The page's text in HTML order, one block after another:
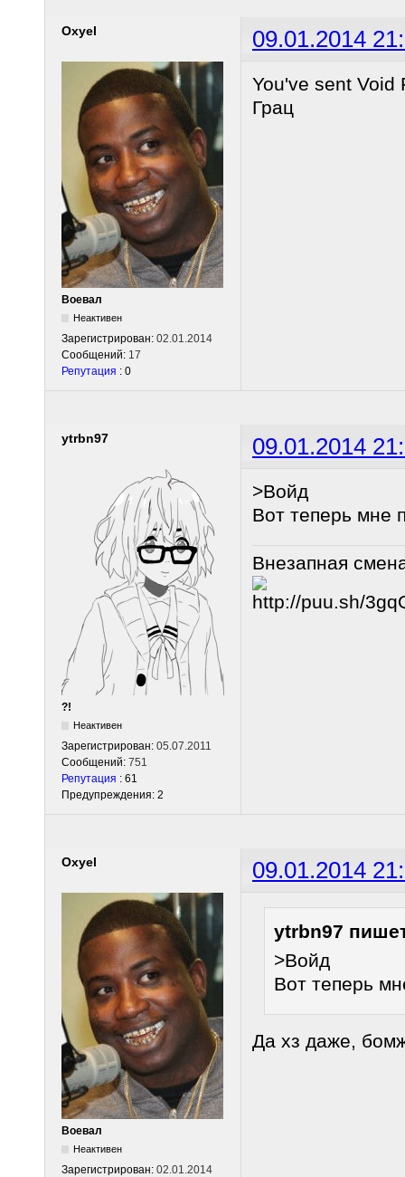
Oxyel 09.01.2014
Воевал
Неактивен
Зарегистрирован: 02.01.2014
Сообщений: 17
Репутация : 0
You've sent Void
Грац
ytrbn97 09.01.2014
?!
Неактивен
Зарегистрирован: 05.07.2011
Сообщений: 751
Репутация : 61
Предупреждения: 2
>Войд
Вот теперь мне
Внезапная
Oxyel 09.01.2014
Воевал
Неактивен
Зарегистрирован: 02.01.2014
ytrbn97
>Войд
Вот теперь
Да хз даже,